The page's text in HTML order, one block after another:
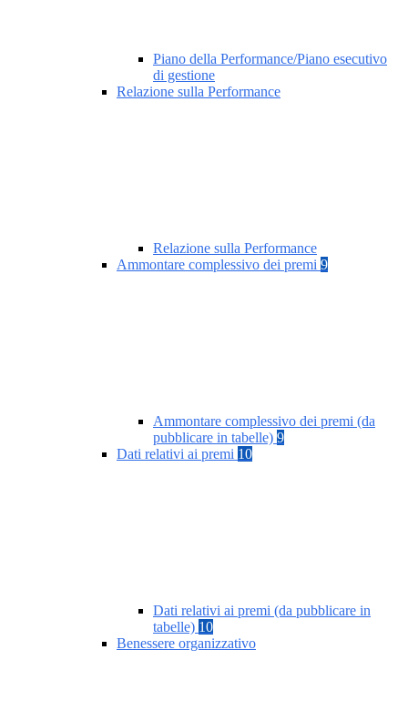
Piano della Performance/Piano esecutivo
di gestione
Relazione sulla Performance
Relazione sulla Performance
Ammontare complessivo dei premi 9
Ammontare complessivo dei premi (da
pubblicare in tabelle) 9
Dati relativi ai premi 10
Dati relativi ai premi (da pubblicare in
tabelle) 10
Benessere organizzativo